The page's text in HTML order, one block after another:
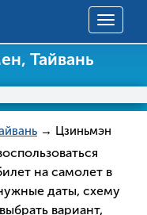
Toggle
Тайвань
→ Цзиньмэн
на самолет в
даты, схему
вариант,